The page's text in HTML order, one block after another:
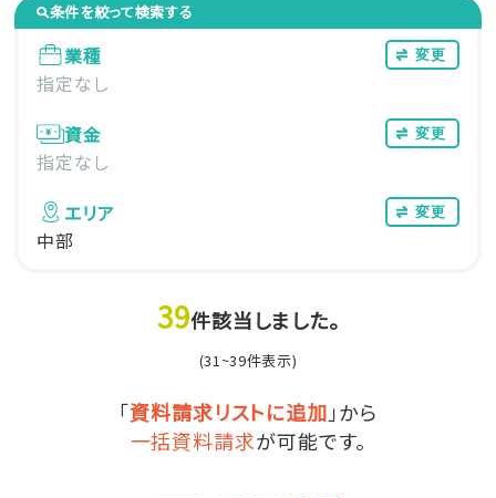
条件を絞って検索する
業種 変更
指定なし
資金
変更
指定なし
エリア
変更
中部
39件該当しました。
(31~39件表示)
「資料請求リストに追加 」から
一括資料請求が可能です。